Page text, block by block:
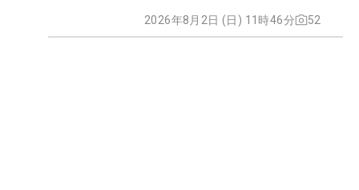
2026年8月2日 (日) 11時46分 52